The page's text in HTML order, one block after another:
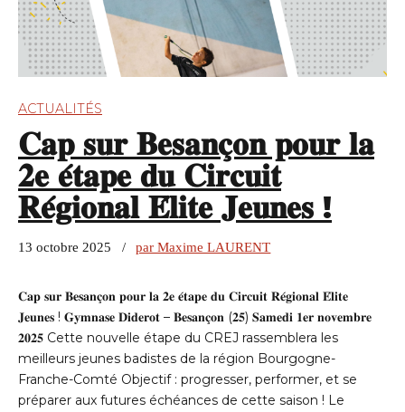
ACTUALITÉS
𝐂𝐚𝐩 𝐬𝐮𝐫 𝐁𝐞𝐬𝐚𝐧𝐜̧𝐨𝐧 𝐩𝐨𝐮𝐫 𝐥𝐚
𝟐𝐞 𝐞́𝐭𝐚𝐩𝐞 𝐝𝐮 𝐂𝐢𝐫𝐜𝐮𝐢𝐭
𝐑𝐞́𝐠𝐢𝐨𝐧𝐚𝐥 𝐄́𝐥𝐢𝐭𝐞 𝐉𝐞𝐮𝐧𝐞𝐬 !
13 octobre 2025 par Maxime LAURENT
𝐂𝐚𝐩 𝐬𝐮𝐫 𝐁𝐞𝐬𝐚𝐧𝐜̧𝐨𝐧 𝐩𝐨𝐮𝐫 𝐥𝐚 𝟐𝐞 𝐞́𝐭𝐚𝐩𝐞 𝐝𝐮 𝐂𝐢𝐫𝐜𝐮𝐢𝐭 𝐑𝐞́𝐠𝐢𝐨𝐧𝐚𝐥 𝐄́𝐥𝐢𝐭𝐞
𝐉𝐞𝐮𝐧𝐞𝐬 ! 𝐆𝐲𝐦𝐧𝐚𝐬𝐞 𝐃𝐢𝐝𝐞𝐫𝐨𝐭 – 𝐁𝐞𝐬𝐚𝐧𝐜̧𝐨𝐧 (𝟐𝟓) 𝐒𝐚𝐦𝐞𝐝𝐢 𝟏𝐞𝐫 𝐧𝐨𝐯𝐞𝐦𝐛𝐫𝐞
𝟐𝟎𝟐𝟓 Cette nouvelle étape du CREJ rassemblera les
meilleurs jeunes badistes de la région Bourgogne-
Franche-Comté Objectif : progresser, performer, et se
préparer aux futures échéances de cette saison ! Le